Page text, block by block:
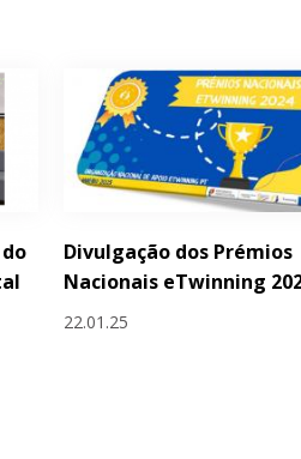
Divulgação dos Prémios
Nacionais eTwinning
22.01.25